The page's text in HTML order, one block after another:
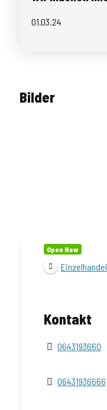
01.03.24
Bilder
Open Now
Einzelhandel
Kontakt
0643193660
06431936666